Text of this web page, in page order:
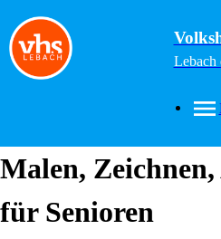
Lebach
Malen,
für Senioren